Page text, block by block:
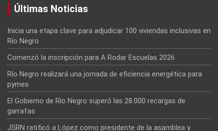
Últimas Noticias
Inicia una etapa clave para adjudicar 100 viviendas inclusivas en
Río Negro
Comenzó la inscripción para A Rodar Escuelas 2026
Río Negro realizará una jornada de eficiencia energética para
pymes
El Gobierno de Río Negro superó las 28.000 recargas de
garrafas
JSRN ratificó a López como presidente de la asamblea y